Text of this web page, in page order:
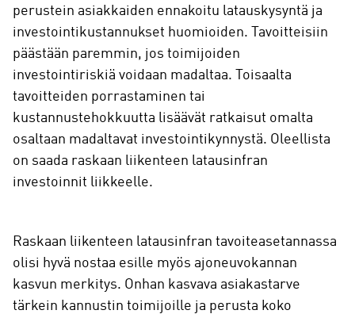
perustein asiakkaiden ennakoitu latauskysyntä ja
investointikustannukset huomioiden. Tavoitteisiin
päästään paremmin, jos toimijoiden
investointiriskiä voidaan madaltaa. Toisaalta
tavoitteiden porrastaminen tai
kustannustehokkuutta lisäävät ratkaisut omalta
osaltaan madaltavat investointikynnystä. Oleellista
on saada raskaan liikenteen latausinfran
investoinnit liikkeelle.
Raskaan liikenteen latausinfran tavoiteasetannassa
olisi hyvä nostaa esille myös ajoneuvokannan
kasvun merkitys. Onhan kasvava asiakastarve
tärkein kannustin toimijoille ja perusta koko